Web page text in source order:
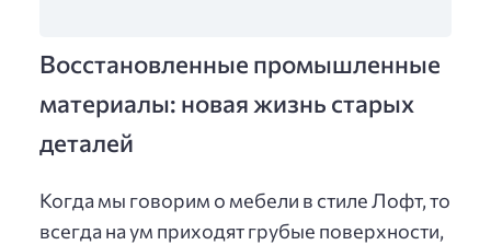
Восстановленные промышленные
материалы: новая жизнь старых
деталей
Когда мы говорим о мебели в стиле Лофт, то
всегда на ум приходят грубые поверхности,